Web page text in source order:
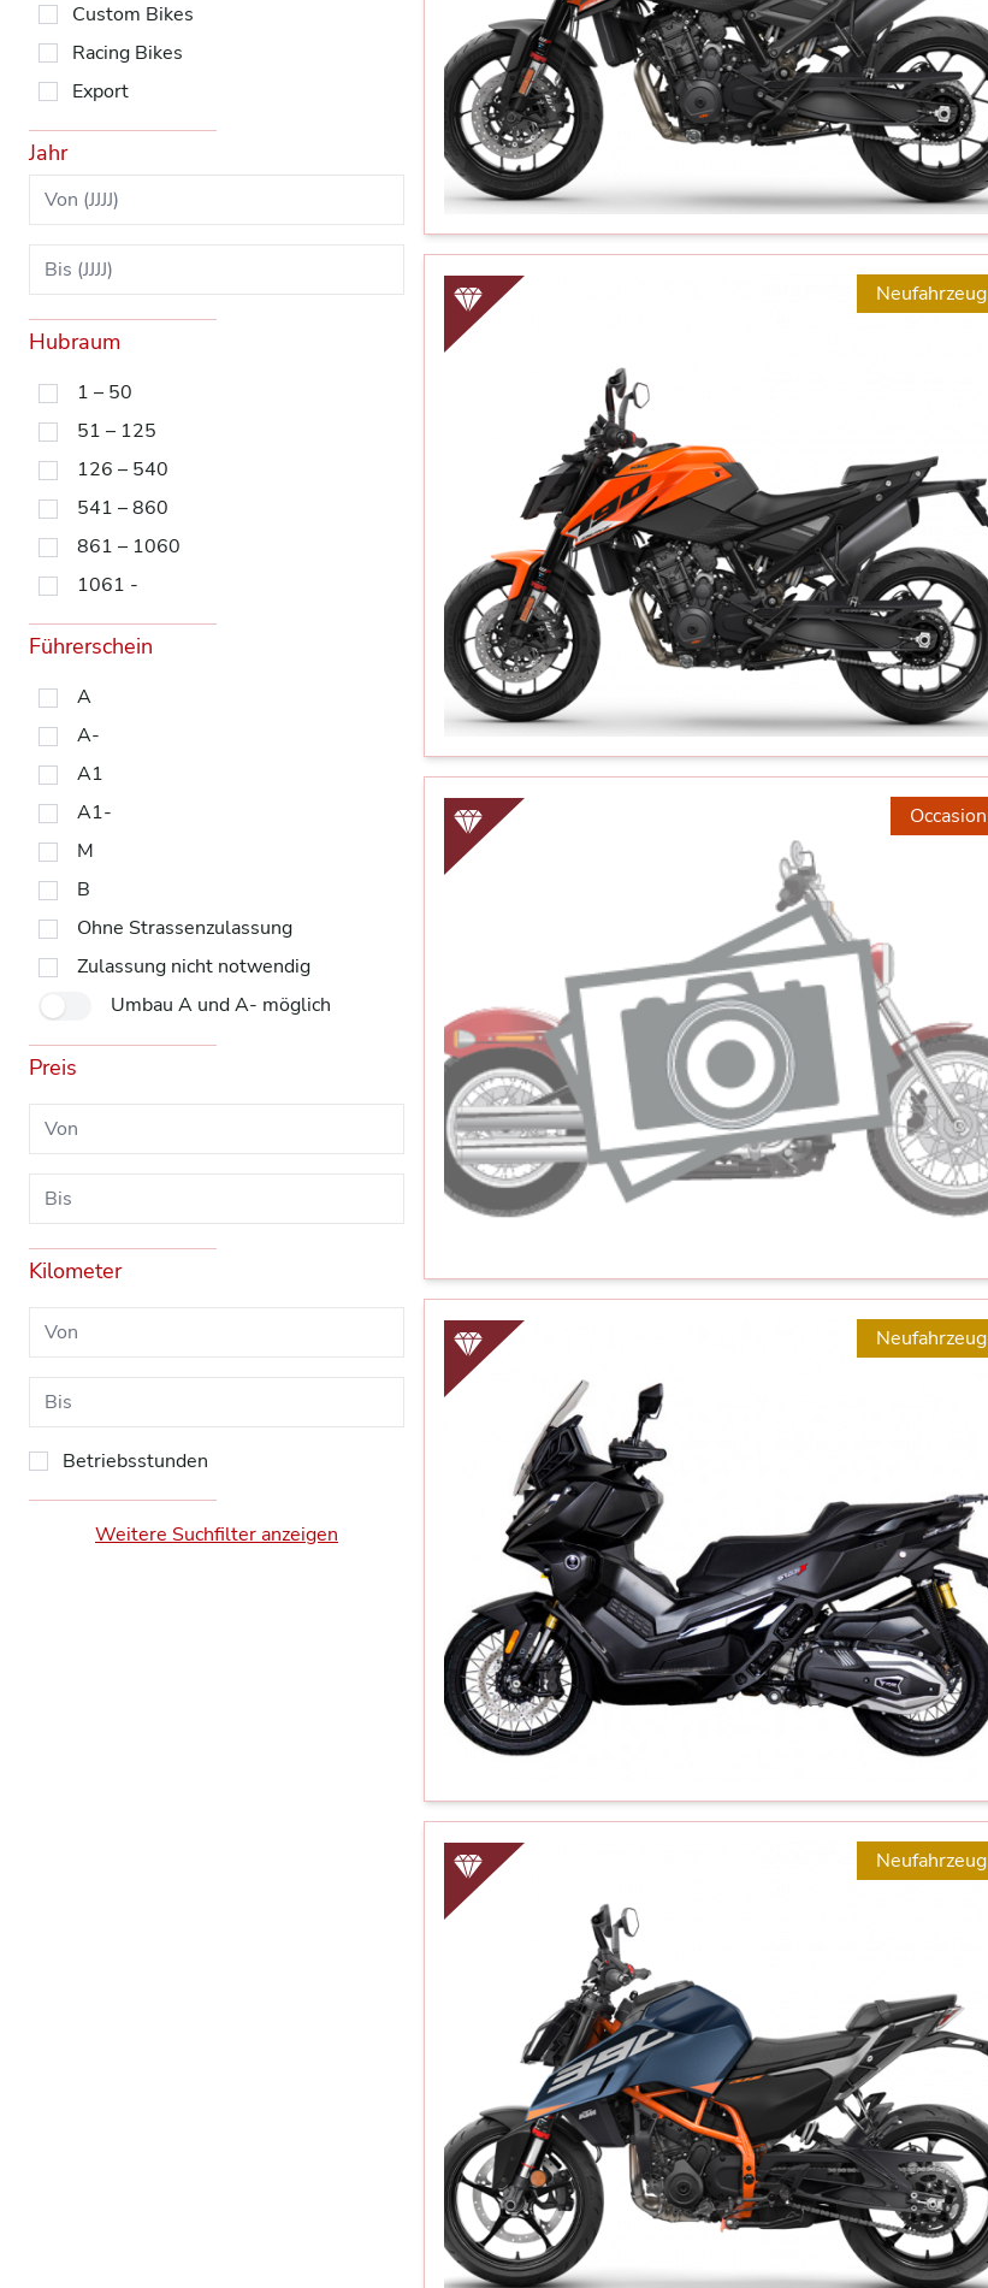
Custom Bikes
Racing Bikes
Export
Jahr
Hubraum
1 – 50
51 – 125
126 – 540
541 – 860
861 – 1060
1061 -
Führerschein
A
A-
A1
A1-
M
B
Ohne Strassenzulassung
Zulassung nicht notwendig
Umbau A und A- möglich
Preis
Kilometer
Betriebsstunden
Weitere Suchfilter anzeigen
Neufahrzeug
Occasion
Neufahrzeug
Neufahrzeug